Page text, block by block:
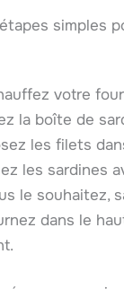
simples
votre
la boîte de
les filets
les sardines
le souhaitez,
dans le